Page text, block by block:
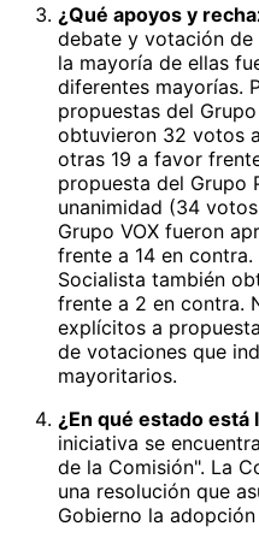
¿Qué apoyos y
debate y votación de
la mayoría de ellas
diferentes mayorías.
propuestas del
obtuvieron 32 votos
otras 19 a favor
propuesta del Grupo
unanimidad (34
Grupo VOX fueron
frente a 14 en
Socialista también
frente a 2 en contra.
explícitos a
de votaciones que
mayoritarios.
¿En qué estado
iniciativa se
de la Comisión". La
una resolución que
Gobierno la